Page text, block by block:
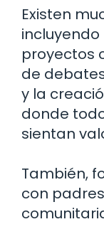
Existen
proyectos
de
y la
donde
sientan
También,
con